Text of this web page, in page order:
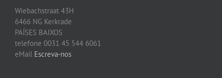
Wiebachstraat 43H
6466 NG Kerkrade
PAÍSES BAIXOS
telefone 0031 45 544 6061
eMail Escreva-nos